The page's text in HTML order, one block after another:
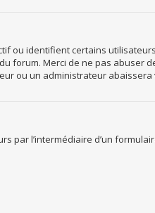
ou identifient certains
forum. Merci de ne pas abuser
ou un administrateur
l’intermédiaire d’un